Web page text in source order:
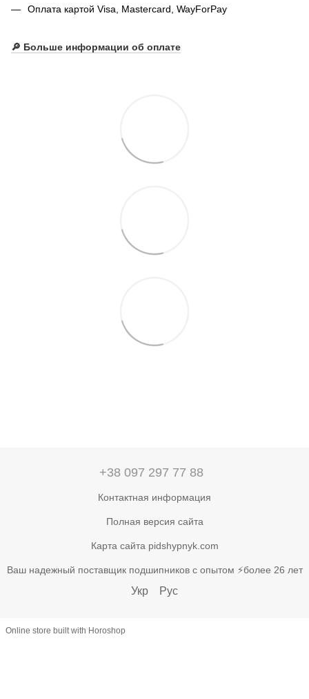
Оплата картой Visa, Mastercard, WayForPay
🔎 Больше информации об оплате
+38 097 297 77 88
Контактная информация
Полная версия сайта
Карта сайта pidshypnyk.com
Ваш надежный поставщик подшипников с опытом ⚡более 26 лет
Укр Рус
Online store built with Horoshop